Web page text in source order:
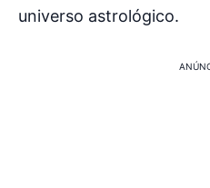
universo astrológico.